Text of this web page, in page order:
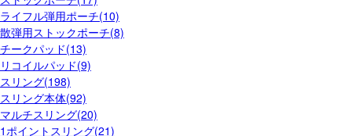
ライフル弾用ポーチ(10)
散弾用ストックポーチ(8)
チークパッド(13)
リコイルパッド(9)
スリング(198)
スリング本体(92)
マルチスリング(20)
1ポイントスリング(21)